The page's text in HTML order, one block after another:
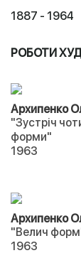
1887 - 1964
РОБОТИ
Архипенко
"Зустріч
форми"
1963
Архипенко
"Велич
1963